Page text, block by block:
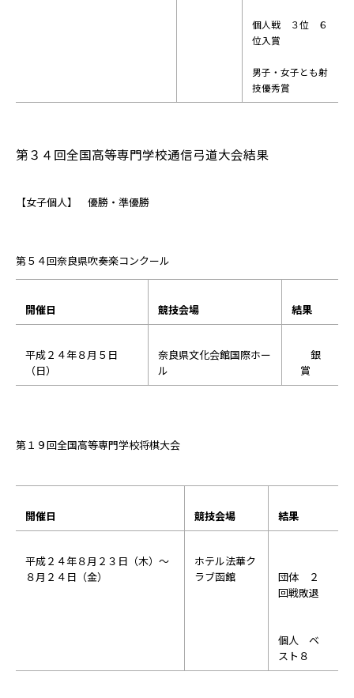
個人戦 ３位 ６
位入賞
男子・女子とも射
技優秀賞
第３４回全国高等専門学校通信弓道大会結果
【女子個人】 優勝・準優勝
第５４回奈良県吹奏楽コンクール
開催日 競技会場 結果
平成２４年８月５日
（日）
奈良県文化会館国際ホー
ル
銀
賞
第１９回全国高等専門学校将棋大会
開催日 競技会場 結果
平成２４年８月２３日（木）～
８月２４日（金）
ホテル法華ク
ラブ函館
団体 ２
回戦敗退
個人 ベ
スト８